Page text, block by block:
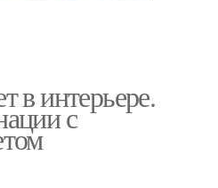
в интерьере.
с